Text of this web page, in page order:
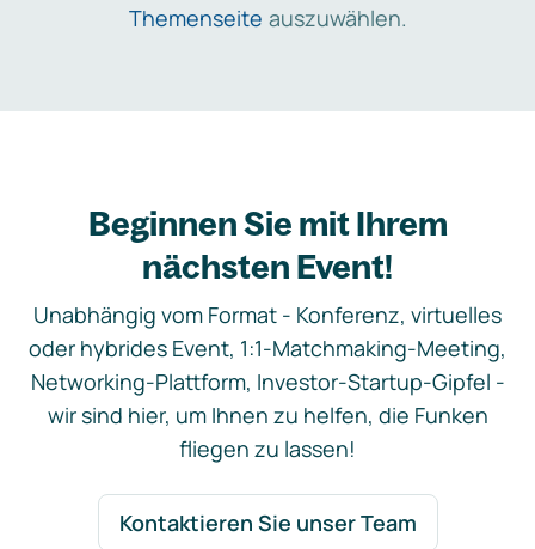
Themenseite auszuwählen.
Beginnen Sie mit Ihrem
nächsten Event!
Unabhängig vom Format - Konferenz, virtuelles
oder hybrides Event, 1:1-Matchmaking-Meeting,
Networking-Plattform, Investor-Startup-Gipfel -
wir sind hier, um Ihnen zu helfen, die Funken
fliegen zu lassen!
Kontaktieren Sie unser Team